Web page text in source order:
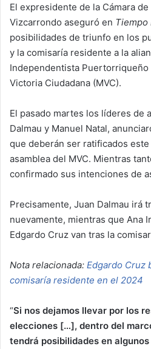
El expresidente de la Cámara
Vizcarrondo aseguró en Tiempo
posibilidades de triunfo en los
y la comisaría residente a la
Independentista Puertorriqueño
Victoria Ciudadana (MVC).
El pasado martes los líderes de
Dalmau y Manuel Natal,
que deberán ser ratificados
asamblea del MVC. Mientras
confirmado sus intenciones de
Precisamente, Juan Dalmau irá
nuevamente, mientras que Ana
Edgardo Cruz van tras la
Nota relacionada: Edgardo Cruz
comisaría residente en el 2024
“Si nos dejamos llevar por los
elecciones […], dentro del
tendrá posibilidades en